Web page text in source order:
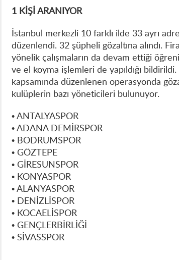
1 KİŞİ ARANIYOR
İstanbul merkezli 10 farklı ilde 33 ayrı
düzenlendi. 32 şüpheli gözaltına alındı.
yönelik çalışmaların da devam ettiği
ve el koyma işlemleri de yapıldığı
kapsamında düzenlenen operasyonda
kulüplerin bazı yöneticileri bulunuyor.
• ANTALYASPOR
• ADANA DEMİRSPOR
• BODRUMSPOR
• GÖZTEPE
• GİRESUNSPOR
• KONYASPOR
• ALANYASPOR
• DENİZLİSPOR
• KOCAELİSPOR
• GENÇLERBİRLİĞİ
• SİVASSPOR